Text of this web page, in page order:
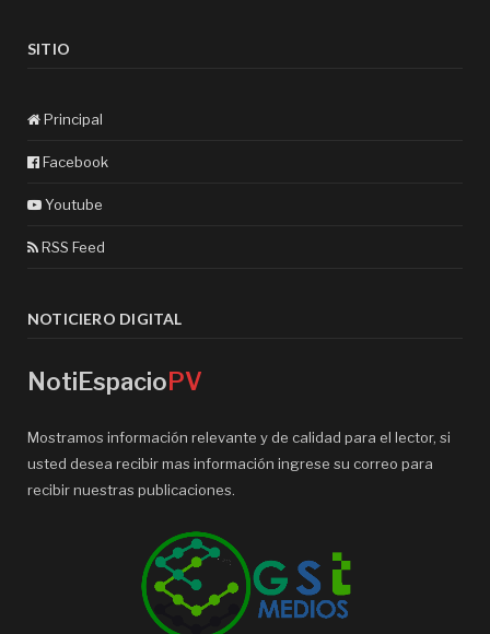
SITIO
Principal
Facebook
Youtube
RSS Feed
NOTICIERO DIGITAL
NotiEspacioPV
Mostramos información relevante y de calidad para el lector, si
usted desea recibir mas información ingrese su correo para
recibir nuestras publicaciones.